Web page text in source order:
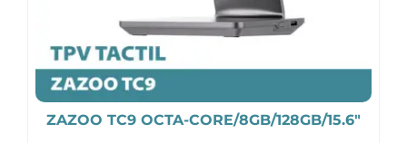
ZAZOO TC9 OCTA-CORE/8GB/128GB/15.6″